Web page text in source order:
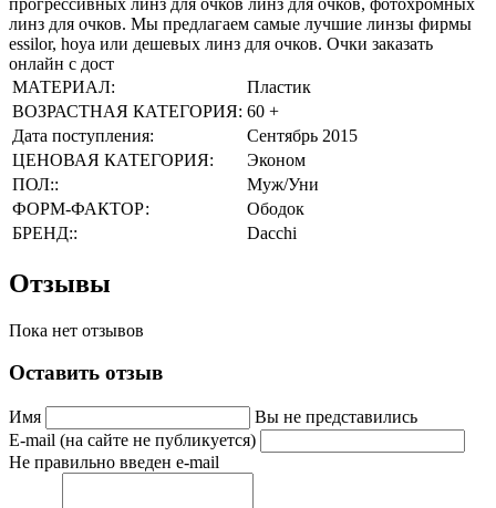
линз для очков. Мы предлагаем самые лучшие линзы фирмы
essilor, hoya или дешевых линз для очков. Очки заказать
онлайн с дост
МАТЕРИАЛ:
Пластик
ВОЗРАСТНАЯ КАТЕГОРИЯ: 60 +
Дата поступления:
Сентябрь 2015
ЦЕНОВАЯ КАТЕГОРИЯ:
Эконом
ПОЛ::
Муж/Уни
ФОРМ-ФАКТОР:
Ободок
БРЕНД::
Dacchi
Отзывы
Пока нет отзывов
Оставить отзыв
Имя
Вы не представились
E-mail (на сайте не публикуется)
Не правильно введен e-mail